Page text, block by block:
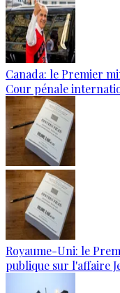
Canada: le Premier
Cour pénale
Royaume-Uni: le
publique sur l'affaire